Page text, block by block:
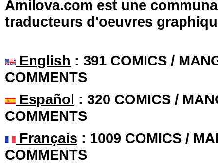
Amilova.com est une
traducteurs d'oeuvres
English : 391 COMICS /
COMMENTS
Español : 320 COMICS /
COMMENTS
Français : 1009 COMICS /
COMMENTS